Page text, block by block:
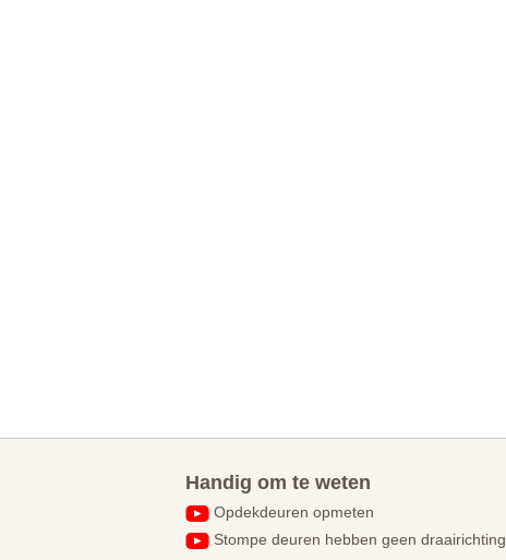
Handig om te weten
Opdekdeuren opmeten
Stompe deuren hebben geen draairichting